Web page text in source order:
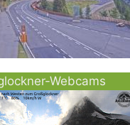
Webcams